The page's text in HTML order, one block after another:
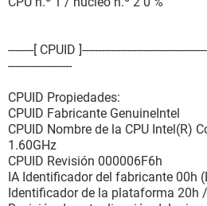
--------[ CPUID
--------------------
CPUID Propiedades:
CPUID Fabricante GenuineIntel
CPUID Nombre de la CPU Intel(R)
1.60GHz
CPUID Revisión 000006F6h
IA Identificador del fabricante 00h
Identificador de la plataforma 20h